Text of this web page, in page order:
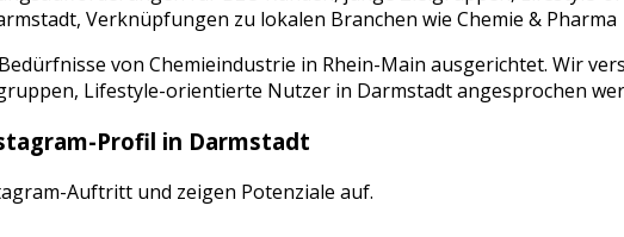
, Verknüpfungen zu lokalen Branchen wie Chemie & Pharma
von Chemieindustrie in Rhein-Main ausgerichtet. Wir
Lifestyle-orientierte Nutzer in Darmstadtangesprochen
-Profil in Darmstadt
-Auftritt und zeigen Potenziale auf.